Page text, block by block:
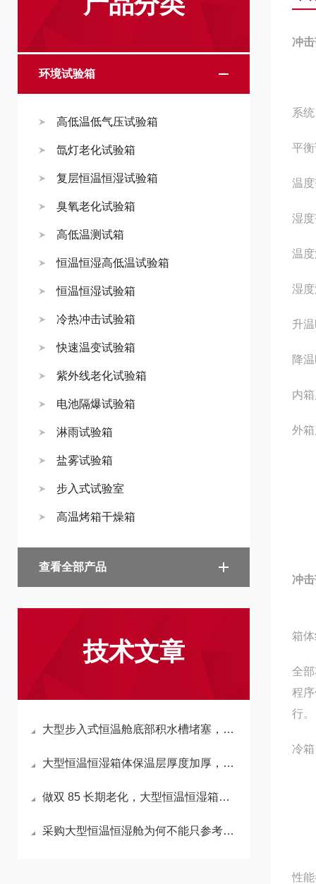
环境试验箱
高低温低气压试验箱
氙灯老化试验箱
复层恒温恒湿试验箱
臭氧老化试验箱
高低温测试箱
恒温恒湿高低温试验箱
恒温恒湿试验箱
冷热冲击试验箱
快速温变试验箱
紫外线老化试验箱
电池隔爆试验箱
淋雨试验箱
盐雾试验箱
步入式试验室
高温烤箱干燥箱
查看全部产品
技术文章
大型步入式恒温舱底部积水槽堵塞，会反向拉高箱内湿度吗？
大型恒温恒湿箱体保温层厚度加厚，会延长升降温时长吗？
做双 85 长期老化，大型恒温恒湿箱加湿水箱材质怎么选不析出杂质？
采购大型恒温恒湿舱为何不能只参考小型箱温湿度精度标准？
冲
系
平
温
湿
温
湿
升
降
内
外
冲
箱
全
程
行。
冷
性